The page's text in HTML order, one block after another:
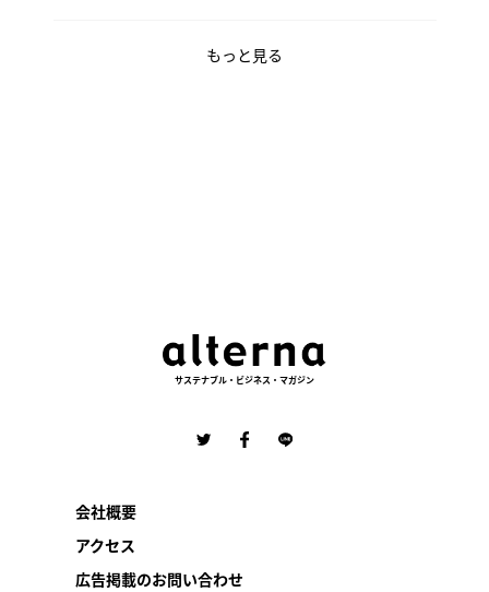
もっと見る
サステナブル・ビジネス・マガジン
会社概要
アクセス
広告掲載のお問い合わせ